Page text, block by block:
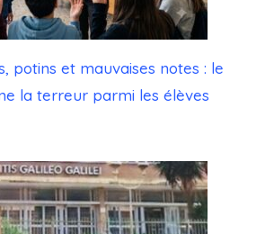
potins et mauvaises notes : le
la terreur parmi les élèves